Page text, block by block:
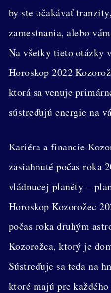
by ste očakávať
zamestnania, alebo
Na všetky tieto otázky
Horoskop 2022
ktorá sa venuje
sústreďujú energie na
Kariéra a financie
zasiahnuté počas roka
vládnucej planéty –
Horoskop Kozorožec
počas roka druhým
Kozorožca, ktorý je
Sústreďuje sa teda na
ktoré majú pre